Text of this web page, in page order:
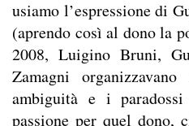
usiamo l’espressione di
(aprendo così al dono la
2008, Luigino Bruni,
Zamagni
ambiguità e i
passione per quel dono,